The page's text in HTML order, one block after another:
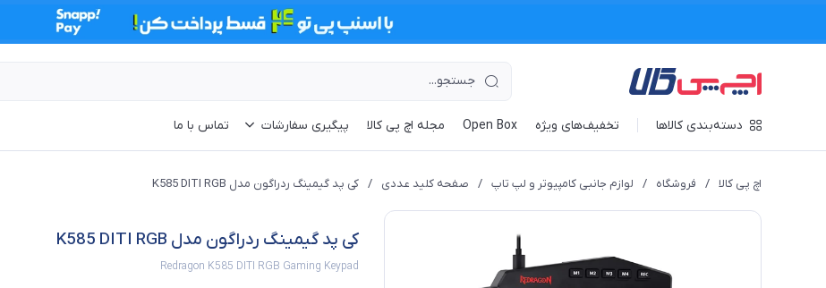
دسته‌بندی کالاها تخفیف‌های ویژه Open Box مجله اچ پی کالا پیگیری سفارشات تماس با ما
اچ پی کالا / فروشگاه / لوازم جانبی کامپیوتر و لپ تاپ / صفحه کلید عددی / کی پد گیمینگ ردراگون مدل K585 DITI RGB
کی پد گیمینگ ردراگون مدل K585 DITI RGB
Redragon K585 DITI RGB Gaming Keypad